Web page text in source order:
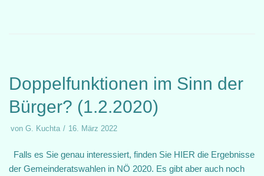
Doppelfunktionen im Sinn der
Bürger? (1.2.2020)
von G. Kuchta 16. März 2022
Falls es Sie genau interessiert, finden Sie HIER die Ergebnisse
der Gemeinderatswahlen in NÖ 2020. Es gibt aber auch noch